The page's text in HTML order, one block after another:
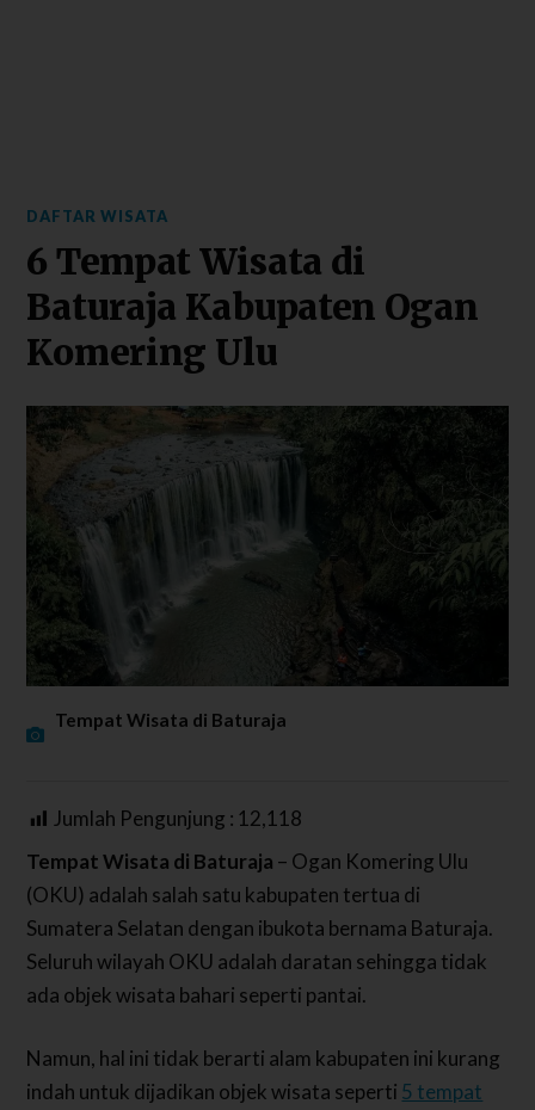
DAFTAR WISATA
6 Tempat Wisata di
Baturaja Kabupaten Ogan
Komering Ulu
Tempat Wisata di Baturaja
Jumlah Pengunjung : 12,118
Tempat Wisata di Baturaja – Ogan Komering Ulu
(OKU) adalah salah satu kabupaten tertua di
Sumatera Selatan dengan ibukota bernama Baturaja.
Seluruh wilayah OKU adalah daratan sehingga tidak
ada objek wisata bahari seperti pantai.
Namun, hal ini tidak berarti alam kabupaten ini kurang
indah untuk dijadikan objek wisata seperti 5 tempat